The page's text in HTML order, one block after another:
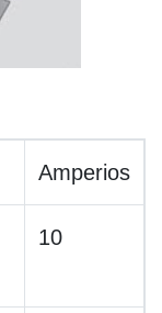
Amperios
10